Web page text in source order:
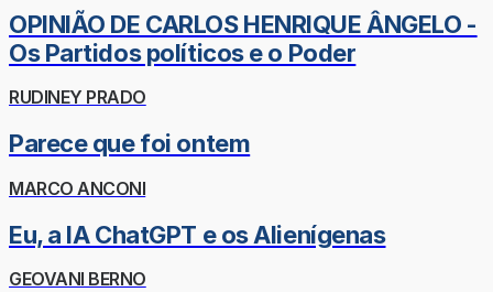
OPINIÃO DE CARLOS HENRIQUE ÂNGELO -
Os Partidos políticos e o Poder
RUDINEY PRADO
Parece que foi ontem
MARCO ANCONI
Eu, a IA ChatGPT e os Alienígenas
GEOVANI BERNO